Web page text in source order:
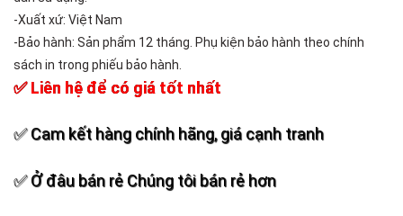
-Xuất xứ: Việt Nam
-Bảo hành: Sản phẩm 12 tháng. Phụ kiện bảo hành theo chính
sách in trong phiếu bảo hành.
✅ Liên hệ để có giá tốt nhất
✅ Cam kết hàng chính hãng, giá cạnh tranh
✅ Ở đâu bán rẻ Chúng tôi bán rẻ hơn